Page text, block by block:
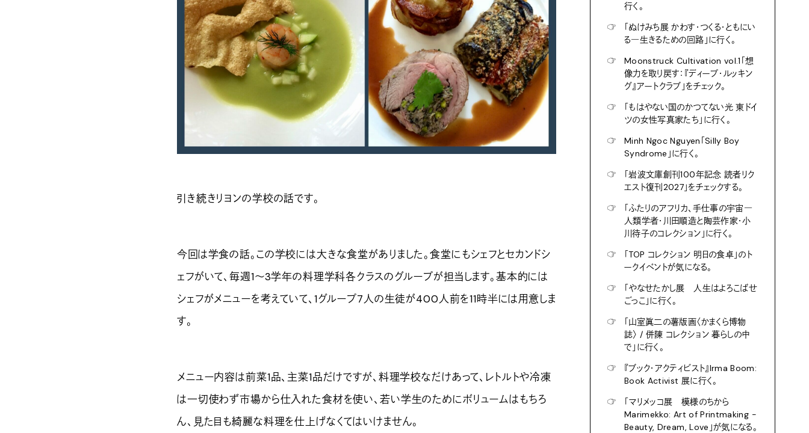
引き続きリヨンの学校の話です。
今回は学食の話。この学校には大きな食堂がありました。食堂にもシェフとセカンドシ
ェフがいて、毎週1〜3学年の料理学科各クラスのグループが担当します。基本的には
シェフがメニューを考えていて、1グループ7人の生徒が400人前を11時半には用意しま
す。
メニュー内容は前菜1品、主菜1品だけですが、料理学校なだけあって、レトルトや冷凍
は一切使わず市場から仕入れた食材を使い、若い学生のためにボリュームはもちろ
ん、見た目も綺麗な料理を仕上げなくてはいけません。
行く。
☞
「ぬけみち展 かわす・つくる・ともにい
る―生きるための回路」に行く。
☞
Moonstruck Cultivation vol.1「想
像力を取り戻す：『ディープ・ルッキン
グ』アートクラブ」をチェック。
☞
「もはやない国のかつてない光 東ドイ
ツの女性写真家たち」に行く。
☞
Minh Ngoc Nguyen「Silly Boy
Syndrome」に行く。
☞
「岩波文庫創刊100年記念 読者リク
エスト復刊2027」をチェックする。
☞
「ふたりのアフリカ、手仕事の宇宙―
人類学者・川田順造と陶芸作家・小
川待子のコレクション」に行く。
☞
「TOP コレクション 明日の食卓」のト
ークイベントが気になる。
☞
「やなせたかし展 人生はよろこばせ
ごっこ」に行く。
☞
「山室眞二の薯版画〈かまくら博物
誌〉 / 併陳 コレクション 暮らしの中
で」に行く。
☞
『ブック・アクティビスト』Irma Boom:
Book Activist 展に行く。
☞
「マリメッコ展 模様のちから
Marimekko: Art of Printmaking -
Beauty, Dream, Love」が気になる。